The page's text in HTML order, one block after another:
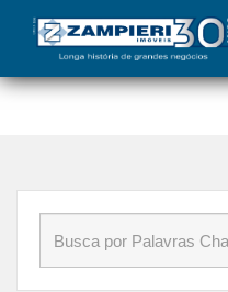
Início»Blog»6x1